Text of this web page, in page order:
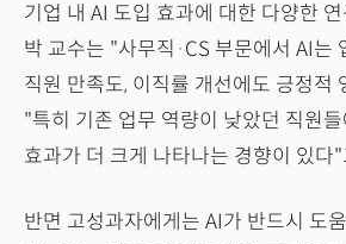
기업 내 AI 도입 효과에 대한 다양한
박 교수는 "사무직·CS 부문에서 AI는
직원 만족도, 이직률 개선에도 긍정적
"특히 기존 업무 역량이 낮았던 직원
효과가 더 크게 나타나는 경향이 있다
반면 고성과자에게는 AI가 반드시 도